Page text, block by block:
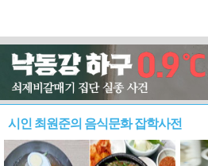
시인 최원준의 음식문화 잡학사전